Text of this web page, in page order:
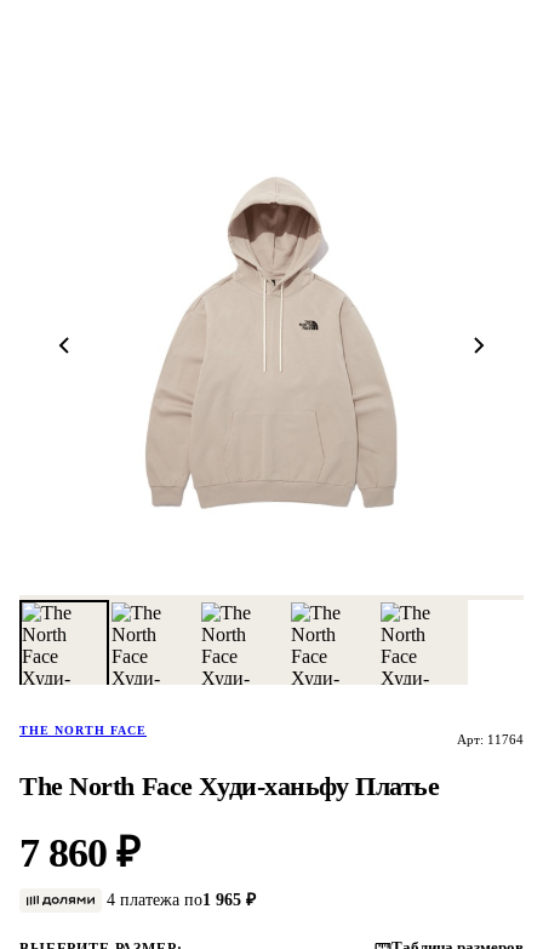
THE NORTH FACE
Арт: 11764
The North Face Худи-ханьфу Платье
7 860 ₽
4 платежа по1 965 ₽